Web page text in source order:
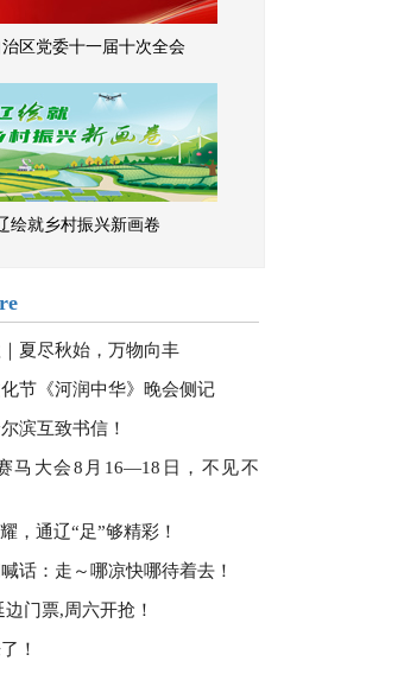
区党委十一届十次全会
绘就乡村振兴新画卷
夏尽秋始，万物向丰
节《河润中华》晚会侧记
滨互致书信！
马大会8月16—18日，不见不
，通辽“足”够精彩！
话：走～哪凉快哪待着去！
门票,周六开抢！
！